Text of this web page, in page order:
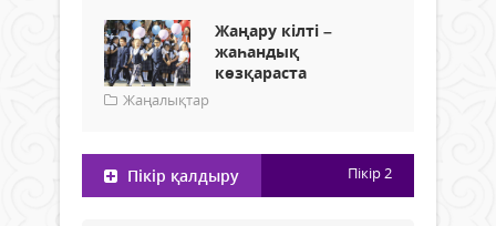
Жаңару кілті –
жаһандық
көзқараста
Жаңалықтар
Пікір қалдыру Пікір2